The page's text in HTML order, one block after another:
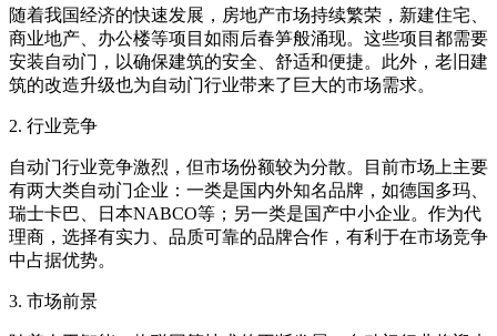
随着我国经济的快速发展，房地产市场持续繁荣，新建住宅、
商业地产、办公楼等项目如雨后春笋般涌现。这些项目都需要
安装自动门，以确保建筑的安全、舒适和便捷。此外，老旧建
筑的改造升级也为自动门行业带来了巨大的市场需求。
2. 行业竞争
自动门行业竞争激烈，但市场份额较为分散。目前市场上主要
有两大类自动门企业：一类是国内外知名品牌，如德国多玛、
瑞士卡巴、日本NABCO等；另一类是国产中小企业。作为代
理商，选择有实力、品质可靠的品牌合作，有利于在市场竞争
中占据优势。
3. 市场前景